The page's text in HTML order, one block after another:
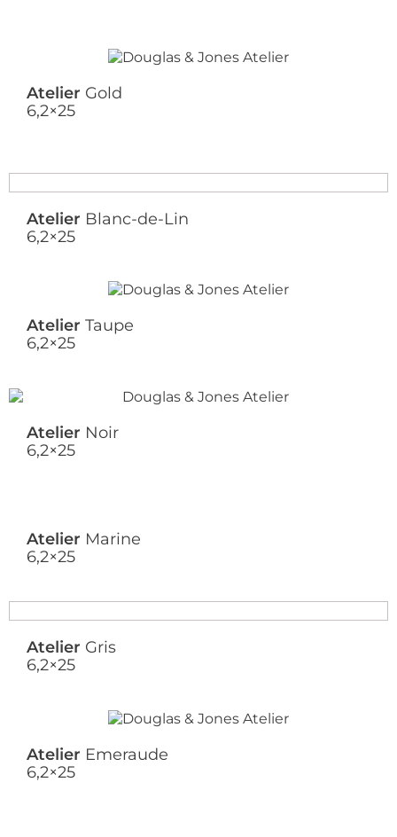
Atelier Gold
6,2×25
Atelier Blanc-de-Lin
6,2×25
Atelier Taupe
6,2×25
Atelier Noir
6,2×25
Atelier Marine
6,2×25
Atelier Gris
6,2×25
Atelier Emeraude
6,2×25